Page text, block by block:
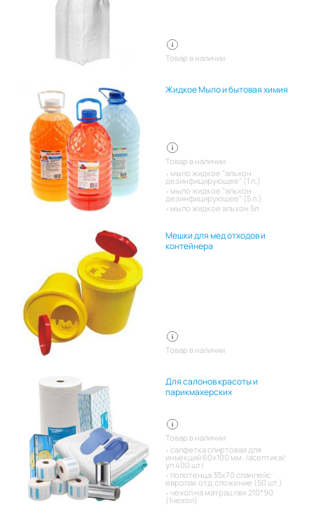
Товар в наличии
Жидкое Мыло и бытовая химия
Товар в наличии:
мыло жидкое "альхон
дезинфицирующее" (1 л.)
мыло жидкое "альхон
дезинфицирующее" (5 л.)
мыло жидкое альхон 5л
Мешки для мед отходов и
контейнера
Товар в наличии
Для салонов красоты и
парикмахерских
Товар в наличии:
салфетка спиртовая для
инъекций 60х100 мм. /асептика/
уп 400 шт/
полотенца 35х70 спанлейс
европак отд.сложение (50 шт.)
чехол на матрац пвх 210*90
(1чехол)